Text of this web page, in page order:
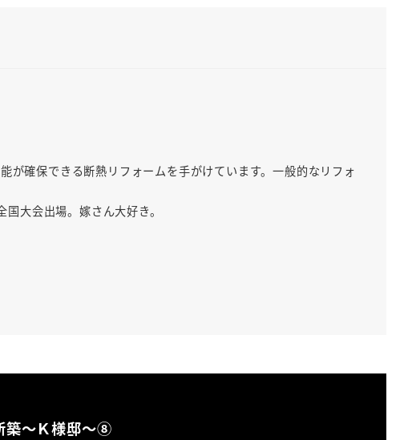
が確保できる断熱リフォームを手がけています。一般的なリフォ
大会出場。嫁さん大好き。
築～Ｋ様邸～⑧